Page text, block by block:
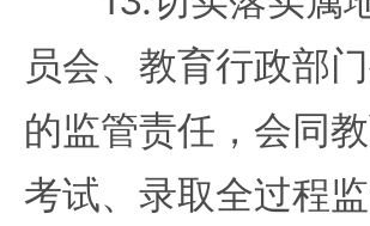
员会、教育行政部
的监管责任，会同
考试、录取全过程